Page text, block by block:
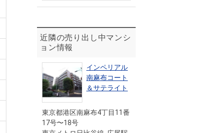
近隣の売り出し中マンシ
ョン情報
インペリアル
南麻布コート
＆サテライト
東京都港区南麻布4丁目11番
17号〜18号